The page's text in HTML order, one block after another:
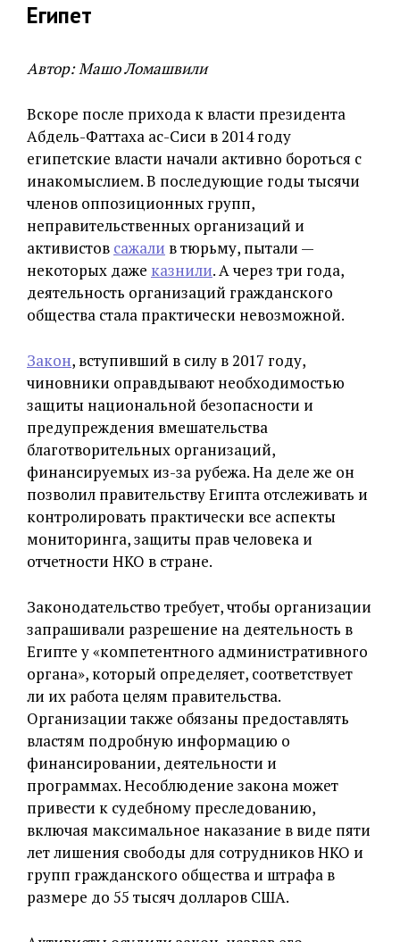
Египет
Автор: Машо Ломашвили
Вскоре после прихода к власти президента
Абдель-Фаттаха ас-Сиси в 2014 году
египетские власти начали активно бороться с
инакомыслием. В последующие годы тысячи
членов оппозиционных групп,
неправительственных организаций и
активистов сажали в тюрьму, пытали —
некоторых даже казнили. А через три года,
деятельность организаций гражданского
общества стала практически невозможной.
Закон, вступивший в силу в 2017 году,
чиновники оправдывают необходимостью
защиты национальной безопасности и
предупреждения вмешательства
благотворительных организаций,
финансируемых из-за рубежа. На деле же он
позволил правительству Египта отслеживать и
контролировать практически все аспекты
мониторинга, защиты прав человека и
отчетности НКО в стране.
Законодательство требует, чтобы организации
запрашивали разрешение на деятельность в
Египте у «компетентного административного
органа», который определяет, соответствует
ли их работа целям правительства.
Организации также обязаны предоставлять
властям подробную информацию о
финансировании, деятельности и
программах. Несоблюдение закона может
привести к судебному преследованию,
включая максимальное наказание в виде пяти
лет лишения свободы для сотрудников НКО и
групп гражданского общества и штрафа в
размере до 55 тысяч долларов США.